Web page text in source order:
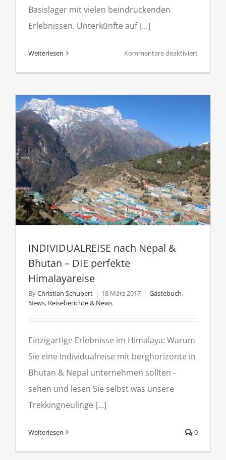
Basislager mit vielen beindruckenden
Erlebnissen. Unterkünfte auf [...]
Weiterlesen Kommentare deaktiviertfür
in
Nepal
INDIVIDUALREISE nach Nepal &
Bhutan – DIE perfekte
Himalayareise
ByChristian Schubert | 18 März 2017 | Gästebuch,
News, Reiseberichte & News
Einzigartige Erlebnisse im Himalaya: Warum
Sie eine Individualreise mit berghorizonte in
Bhutan & Nepal unternehmen sollten -
sehen und lesen Sie selbst was unsere
Trekkingneulinge [...]
Weiterlesen 0